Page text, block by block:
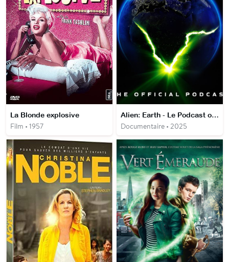
La Blonde explosive
Film • 1957
Alien: Earth - Le Podcast officiel
Documentaire • 2025